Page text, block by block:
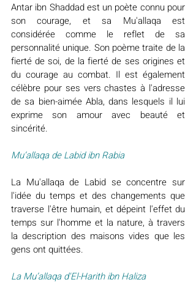
Antar ibn Shaddad est un poète connu pour
son courage, et sa Mu'allaqa est
considérée comme le reflet de sa
personnalité unique. Son poème traite de la
fierté de soi, de la fierté de ses origines et
du courage au combat. Il est également
célèbre pour ses vers chastes à l'adresse
de sa bien-aimée Abla, dans lesquels il lui
exprime son amour avec beauté et
sincérité.
Mu’allaqa de Labid ibn Rabia
La Mu'allaqa de Labid se concentre sur
l'idée du temps et des changements que
traverse l'être humain, et dépeint l'effet du
temps sur l'homme et la nature, à travers
la description des maisons vides que les
gens ont quittées.
La Mu’allaqa d'El-Harith ibn Haliza